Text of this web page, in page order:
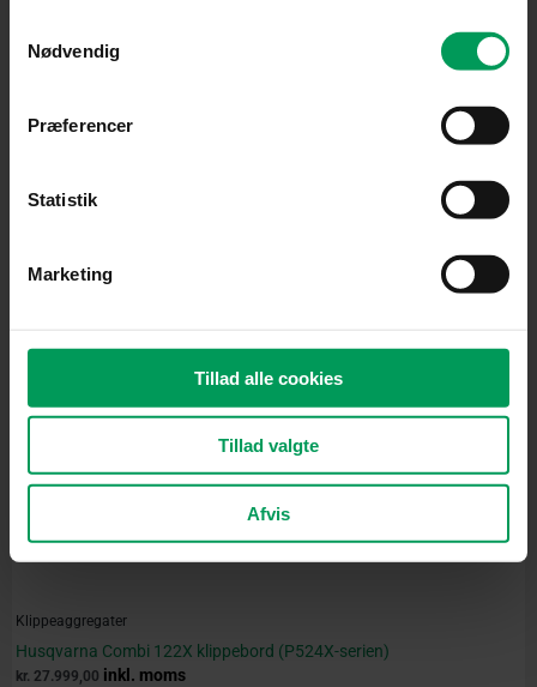
Nødvendig
Præferencer
Statistik
Marketing
Tillad alle cookies
Tillad valgte
Afvis
Husqvarna Combi 103i klippebord (R 200iX-serien)
Klippeaggregater
Husqvarna Combi 122X klippebord (P524X-serien)
kr. 27.999,00 inkl. moms